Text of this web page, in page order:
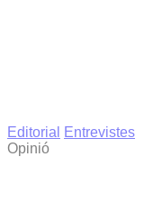
Editorial
Entrevistes
Opinió